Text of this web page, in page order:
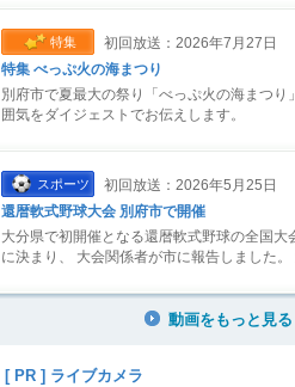
特集
初回放送：2026年7月27日
特集 べっぷ火の海まつり
別府市で夏最大の祭り「べっぷ火の海まつ
囲気をダイジェストでお伝えします。
スポーツ
初回放送：2026年5月25日
還暦軟式野球大会 別府市で開催
大分県で初開催となる還暦軟式野球の全国
に決まり、 大会関係者が市に報告しました
動画をもっと見る
[ PR ] ライブカメラ